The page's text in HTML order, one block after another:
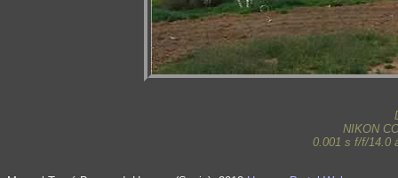
NIKON
0.001 s f/f/14.0